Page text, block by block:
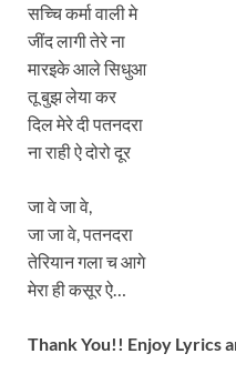
सच्चि कर्मा वाली मे
जींद लागी तेरे ना
मारइके आले सिधुआ
तू बुझ लेया कर
दिल मेरे दी पतनदरा
ना राही ऐ दोरो दूर
जा वे जा वे,
जा जा वे, पतनदरा
तेरियान गला च आगे
मेरा ही कसूर ऐ…
Thank You!! Enjoy Lyrics